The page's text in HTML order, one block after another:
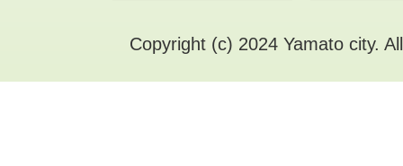
Copyright (c) 2024 Yamato city.